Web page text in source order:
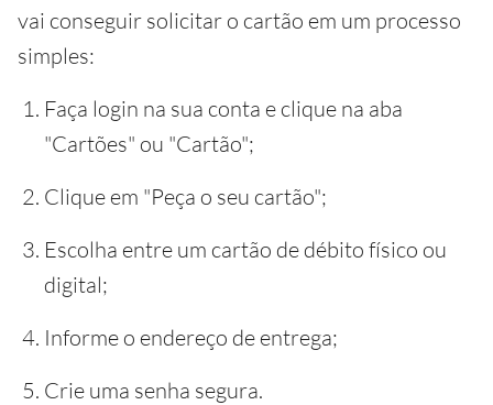
vai conseguir solicitar o cartão em um processo
simples:
Faça login na sua conta e clique na aba
"Cartões" ou "Cartão";
Clique em "Peça o seu cartão";
Escolha entre um cartão de débito físico ou
digital;
Informe o endereço de entrega;
Crie uma senha segura.